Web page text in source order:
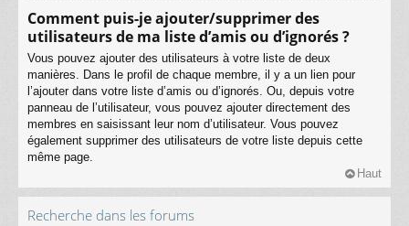
Comment puis-je ajouter/supprimer des
utilisateurs de ma liste d’amis ou d’ignorés ?
Vous pouvez ajouter des utilisateurs à votre liste de deux
manières. Dans le profil de chaque membre, il y a un lien pour
l’ajouter dans votre liste d’amis ou d’ignorés. Ou, depuis votre
panneau de l’utilisateur, vous pouvez ajouter directement des
membres en saisissant leur nom d’utilisateur. Vous pouvez
également supprimer des utilisateurs de votre liste depuis cette
même page.
Haut
Recherche dans les forums